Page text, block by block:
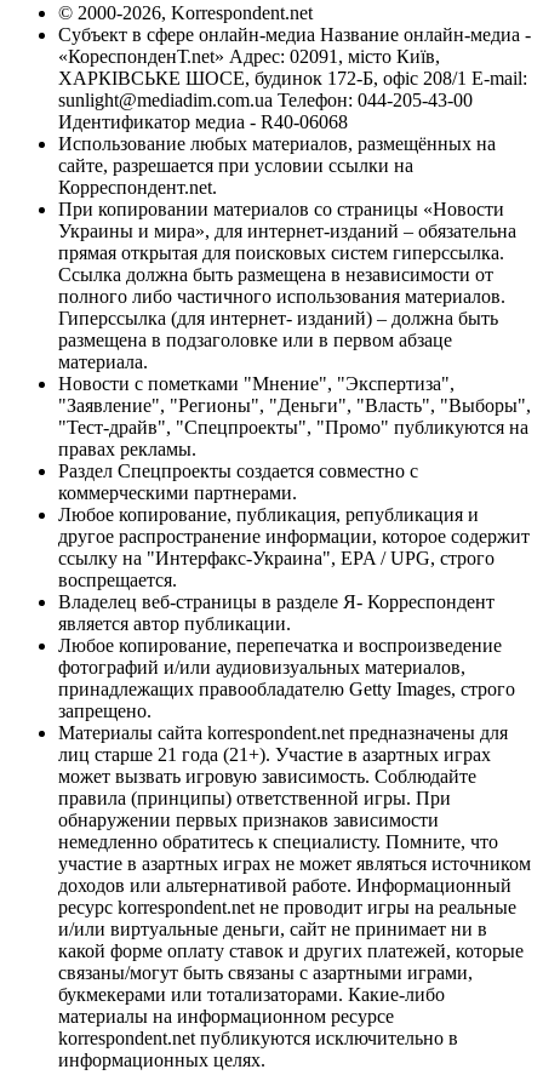
© 2000-2026, Korrespondent.net
Субъект в сфере онлайн-медиа Название онлайн-медиа -
«КореспонденТ.net» Адрес: 02091, місто Київ,
ХАРКІВСЬКЕ ШОСЕ, будинок 172-Б, офіс 208/1 E-mail:
sunlight@mediadim.com.ua Телефон: 044-205-43-00
Идентификатор медиа - R40-06068
Использование любых материалов, размещённых на
сайте, разрешается при условии ссылки на
Корреспондент.net.
При копировании материалов со страницы «Новости
Украины и мира», для интернет-изданий – обязательна
прямая открытая для поисковых систем гиперссылка.
Ссылка должна быть размещена в независимости от
полного либо частичного использования материалов.
Гиперссылка (для интернет- изданий) – должна быть
размещена в подзаголовке или в первом абзаце
материала.
Новости с пометками "Мнение", "Экспертиза",
"Заявление", "Регионы", "Деньги", "Власть", "Выборы",
"Тест-драйв", "Спецпроекты", "Промо" публикуются на
правах рекламы.
Раздел Спецпроекты создается совместно с
коммерческими партнерами.
Любое копирование, публикация, републикация и
другое распространение информации, которое содержит
ссылку на "Интерфакс-Украина", EPA / UPG, строго
воспрещается.
Владелец веб-страницы в разделе Я- Корреспондент
является автор публикации.
Любое копирование, перепечатка и воспроизведение
фотографий и/или аудиовизуальных материалов,
принадлежащих правообладателю Getty Images, строго
запрещено.
Материалы сайта korrespondent.net предназначены для
лиц старше 21 года (21+). Участие в азартных играх
может вызвать игровую зависимость. Соблюдайте
правила (принципы) ответственной игры. При
обнаружении первых признаков зависимости
немедленно обратитесь к специалисту. Помните, что
участие в азартных играх не может являться источником
доходов или альтернативой работе. Информационный
ресурс korrespondent.net не проводит игры на реальные
и/или виртуальные деньги, сайт не принимает ни в
какой форме оплату ставок и других платежей, которые
связаны/могут быть связаны с азартными играми,
букмекерами или тотализаторами. Какие-либо
материалы на информационном ресурсе
korrespondent.net публикуются исключительно в
информационных целях.